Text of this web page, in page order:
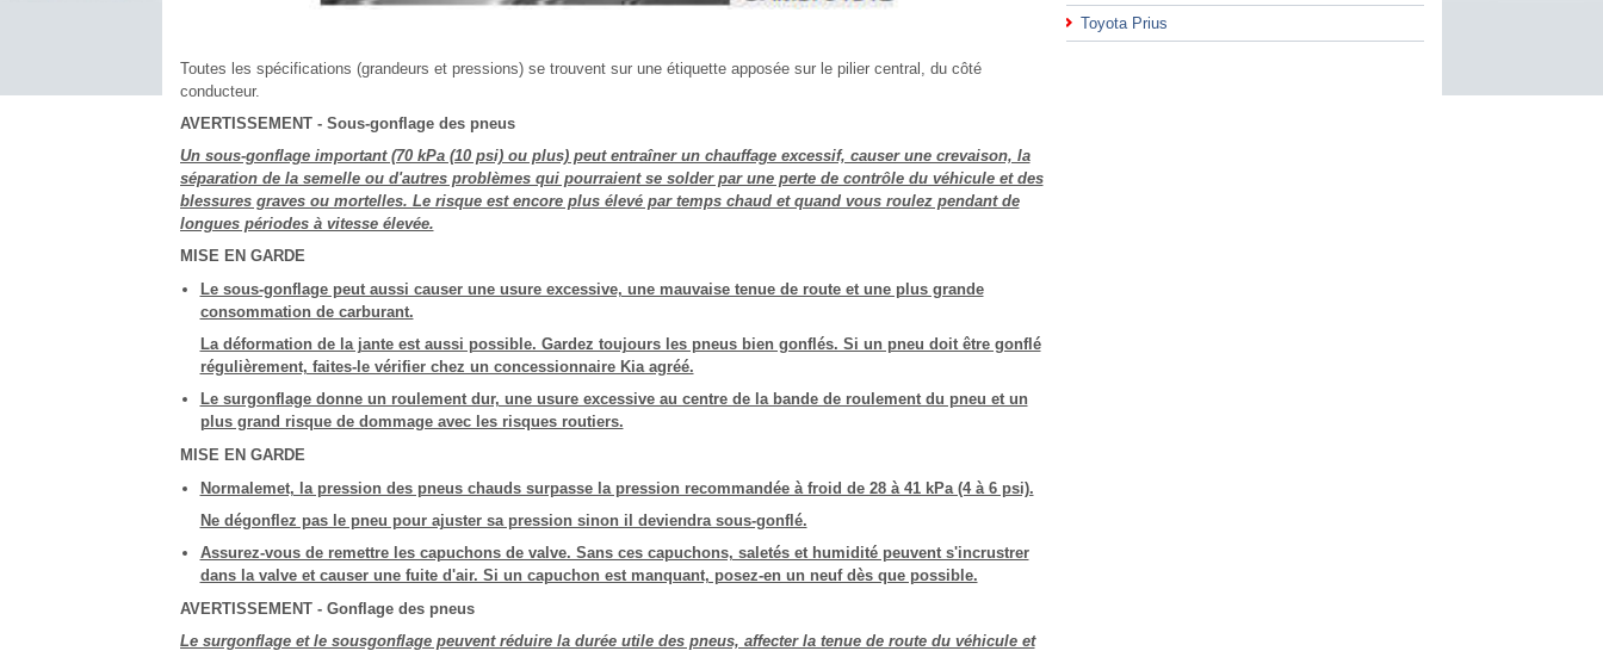
Toutes les spécifications (grandeurs et pressions) se trouvent sur une étiquette apposée sur le pilier central, du côté
conducteur.
AVERTISSEMENT - Sous-gonflage des pneus
Un sous-gonflage important (70 kPa (10 psi) ou plus) peut entraîner un chauffage excessif, causer une crevaison, la
séparation de la semelle ou d'autres problèmes qui pourraient se solder par une perte de contrôle du véhicule et des
blessures graves ou mortelles. Le risque est encore plus élevé par temps chaud et quand vous roulez pendant de
longues périodes à vitesse élevée.
MISE EN GARDE
Le sous-gonflage peut aussi causer une usure excessive, une mauvaise tenue de route et une plus grande
consommation de carburant.
La déformation de la jante est aussi possible. Gardez toujours les pneus bien gonflés. Si un pneu doit être gonflé
régulièrement, faites-le vérifier chez un concessionnaire Kia agréé.
Le surgonflage donne un roulement dur, une usure excessive au centre de la bande de roulement du pneu et un
plus grand risque de dommage avec les risques routiers.
MISE EN GARDE
Normalemet, la pression des pneus chauds surpasse la pression recommandée à froid de 28 à 41 kPa (4 à 6 psi).
Ne dégonflez pas le pneu pour ajuster sa pression sinon il deviendra sous-gonflé.
Assurez-vous de remettre les capuchons de valve. Sans ces capuchons, saletés et humidité peuvent s'incrustrer
dans la valve et causer une fuite d'air. Si un capuchon est manquant, posez-en un neuf dès que possible.
AVERTISSEMENT - Gonflage des pneus
Le surgonflage et le sousgonflage peuvent réduire la durée utile des pneus, affecter la tenue de route du véhicule et
Toyota Prius